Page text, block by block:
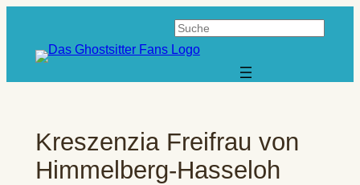
springen
Suchen
Kreszenzia Freifrau von
Himmelberg-Hasseloh